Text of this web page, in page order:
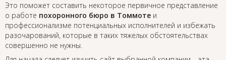
Это поможет составить некоторое первичное представление
о работе похоронного бюро в Томмоте и
профессионализме потенциальных исполнителей и избежать
разочарований, которые в таких тяжелых обстоятельствах
совершенно не нужны.